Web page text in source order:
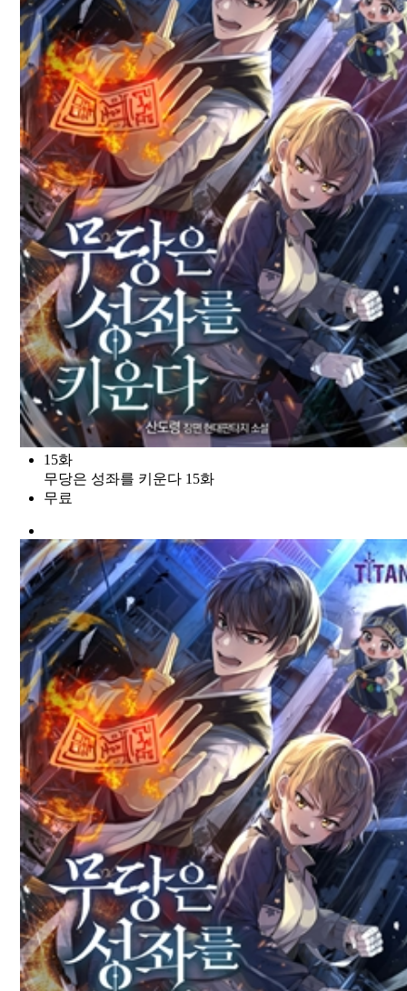
15화
무당은 성좌를 키운다 15화
무료